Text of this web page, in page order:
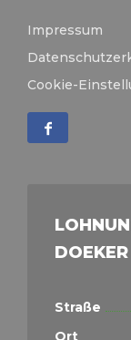
Impressum
Cookie-
DOEKER
Straße
Ort